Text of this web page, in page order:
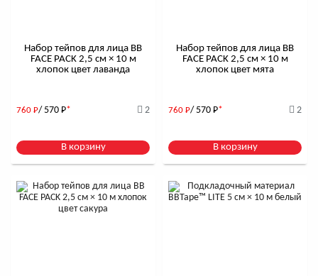
Набор тейпов для лица BB
FACE PACK 2,5 см × 10 м
хлопок цвет лаванда
760 Р/ 570 Р* 2
В корзину
Набор тейпов для лица BB
FACE PACK 2,5 см × 10 м
хлопок цвет мята
760 Р/ 570 Р* 2
В корзину